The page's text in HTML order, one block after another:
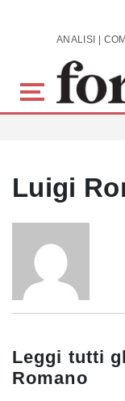
Skip to main
Luigi
Leggi tutti
Romano